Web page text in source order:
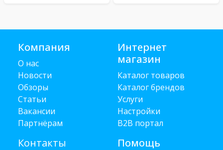
Компания
О нас
Новости
Обзоры
Статьи
Вакансии
Партнёрам
Контакты
Интернет
магазин
Каталог товаров
Каталог брендов
Услуги
Настройки
B2B портал
Помощь